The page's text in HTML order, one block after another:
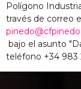
Polígono
través de correo
bajo el asunto
teléfono +34 983